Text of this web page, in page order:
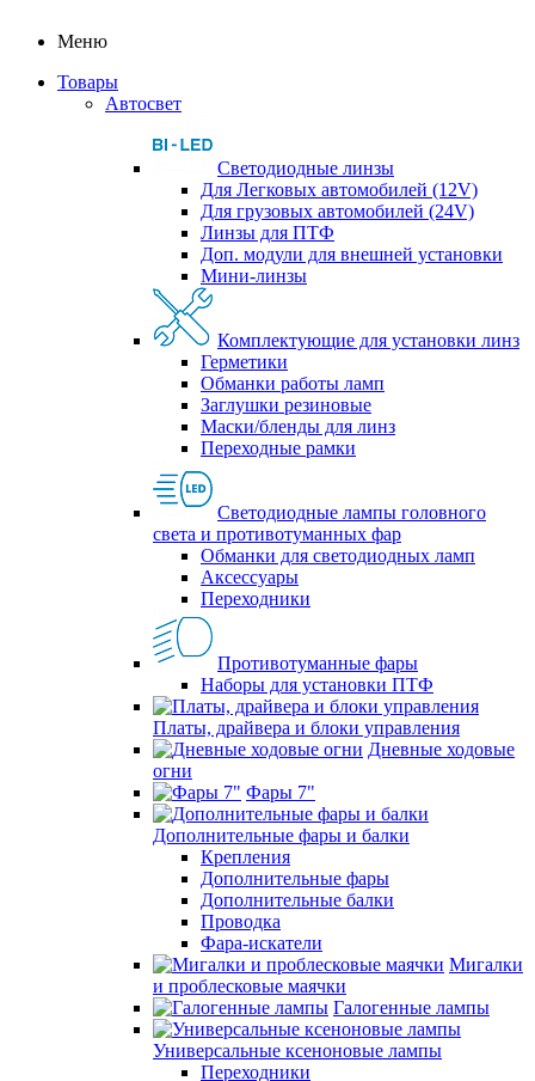
Меню
Товары
Автосвет
Светодиодные линзы
Для Легковых автомобилей (12V)
Для грузовых автомобилей (24V)
Линзы для ПТФ
Доп. модули для внешней установки
Мини-линзы
Комплектующие для установки линз
Герметики
Обманки работы ламп
Заглушки резиновые
Маски/бленды для линз
Переходные рамки
Светодиодные лампы головного
света и противотуманных фар
Обманки для светодиодных ламп
Аксессуары
Переходники
Противотуманные фары
Наборы для установки ПТФ
Платы, драйвера и блоки управления
Дневные ходовые
огни
Фары 7"
Дополнительные фары и балки
Крепления
Дополнительные фары
Дополнительные балки
Проводка
Фара-искатели
Мигалки
и проблесковые маячки
Галогенные лампы
Универсальные ксеноновые лампы
Переходники